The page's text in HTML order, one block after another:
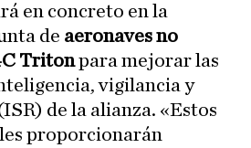
en concreto en la
de aeronaves no
Tritonpara mejorar las
vigilancia y
de la alianza. «Estos
proporcionarán